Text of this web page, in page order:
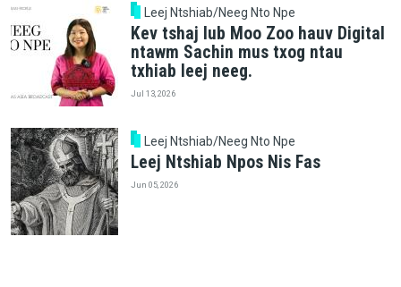
Leej Ntshiab/Neeg Nto Npe
Kev tshaj lub Moo Zoo hauv Digital
ntawm Sachin mus txog ntau
txhiab leej neeg.
Jul 13, 2026
Leej Ntshiab/Neeg Nto Npe
Leej Ntshiab Npos Nis Fas
Jun 05, 2026